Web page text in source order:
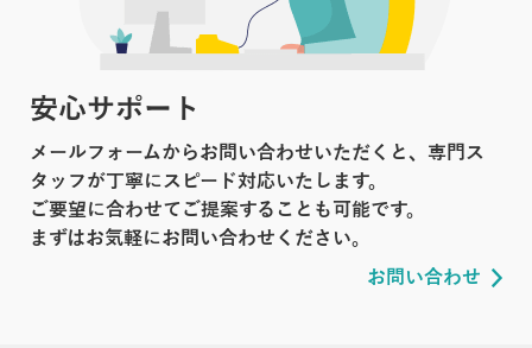
安心サポート
メールフォームからお問い合わせいただくと、専門ス
タッフが丁寧にスピード対応いたします。
ご要望に合わせてご提案することも可能です。
まずはお気軽にお問い合わせください。
お問い合わせ